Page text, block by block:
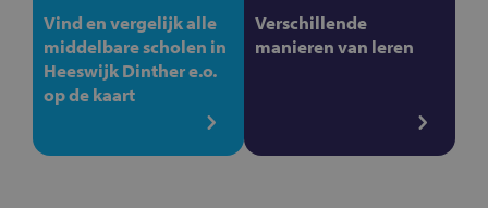
Vind en vergelijk alle
middelbare scholen in
Heeswijk Dinther e.o.
op de kaart
Verschillende
manieren van leren